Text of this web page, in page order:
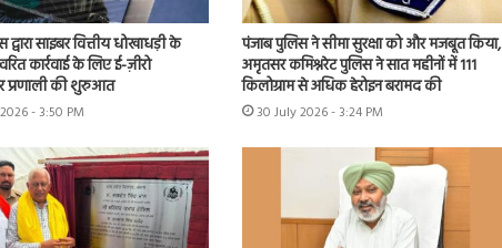
साइबर वित्तीय धोखाधड़ी के
कार्रवाई के लिए ई-ज़ीरो
की शुरुआत
- 3:50 PM
पंजाब पुलिस ने सीमा सुरक्षा को और मजबूत किया,
अमृतसर कमिश्नरेट पुलिस ने सात महीनों में 111
किलोग्राम से अधिक हेरोइन बरामद की
30 July 2026 - 3:24 PM